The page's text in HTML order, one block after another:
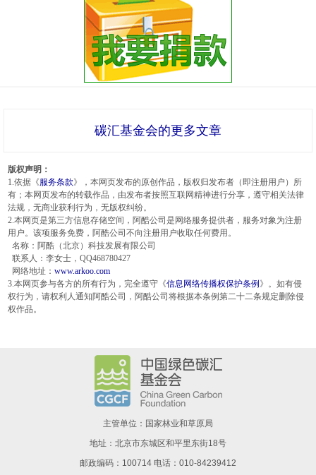
碳汇基金会的更多文章
版权声明：
1.依据《服务条款》，本网页发布的原创作品，版权归发布者（即注册用户）所
有；本网页发布的转载作品，由发布者按照互联网精神进行分享，遵守相关法律
法规，无商业获利行为，无版权纠纷。
2.本网页是第三方信息存储空间，阿酷公司是网络服务提供者，服务对象为注册
用户。该项服务免费，阿酷公司不向注册用户收取任何费用。
名称：阿酷（北京）科技发展有限公司
联系人：李女士，QQ468780427
网络地址： www.arkoo.com
3.本网页参与各方的所有行为，完全遵守《信息网络传播权保护条例》。如有侵
权行为，请权利人通知阿酷公司，阿酷公司将根据本条例第二十二条规定删除侵
权作品。
主管单位：国家林业和草原局
地址：北京市东城区和平里东街18号
邮政编码：100714 电话：010-84239412